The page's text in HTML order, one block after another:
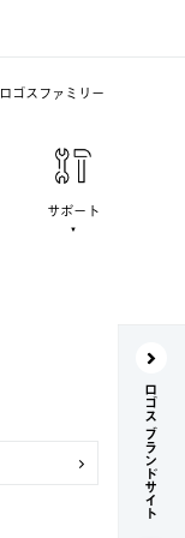
ロゴスファミリー
サポート
ロゴス ブランドサイト